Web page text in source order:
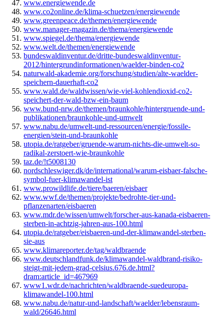
www.energiewende.de
www.co2online.de/klima-schuetzen/energiewende
www.greenpeace.de/themen/energiewende
www.manager-magazin.de/thema/energiewende
www.spiegel.de/thema/energiewende
www.welt.de/themen/energiewende
bundeswaldinventur.de/dritte-bundeswaldinventur-
2012/hintergrundinformationen/waelder-binden-co2
naturwald-akademie.org/forschung/studien/alte-waelder-
speichern-dauerhaft-co2
www.wald.de/waldwissen/wie-viel-kohlendioxid-co2-
speichert-der-wald-bzw-ein-baum
www.bund-nrw.de/themen/braunkohle/hintergruende-und-
publikationen/braunkohle-und-umwelt
www.nabu.de/umwelt-und-ressourcen/energie/fossile-
energien/stein-und-braunkohle
utopia.de/ratgeber/gruende-warum-nichts-die-umwelt-so-
radikal-zerstoert-wie-braunkohle
taz.de/!t5008130
nordschleswiger.dk/de/international/warum-eisbaer-falsche-
symbol-fuer-klimawandel-ist
www.prowildlife.de/tiere/baeren/eisbaer
www.wwf.de/themen/projekte/bedrohte-tier-und-
pflanzenarten/eisbaeren
www.mdr.de/wissen/umwelt/forscher-aus-kanada-eisbaeren-
sterben-in-achtzig-jahren-aus-100.html
utopia.de/ratgeber/eisbaeren-und-der-klimawandel-sterben-
sie-aus
www.klimareporter.de/tag/waldbraende
www.deutschlandfunk.de/klimawandel-waldbrand-risiko-
steigt-mit-jedem-grad-celsius.676.de.html?
dram:article_id=467969
www1.wdr.de/nachrichten/waldbraende-suedeuropa-
klimawandel-100.html
www.nabu.de/natur-und-landschaft/waelder/lebensraum-
wald/26646.html